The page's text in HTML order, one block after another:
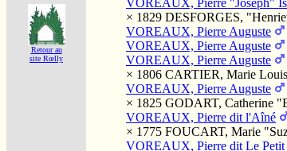
Retour au
site Rœlly
× 1829 DESFORGES,
VOREAUX, Pierre Auguste
VOREAUX, Pierre Auguste
VOREAUX, Pierre Auguste
× 1806 CARTIER, Marie
VOREAUX, Pierre Auguste
× 1825 GODART, Catherine
VOREAUX, Pierre dit l'Aîné
× 1775 FOUCART, Marie
VOREAUX, Pierre dit Le Petit